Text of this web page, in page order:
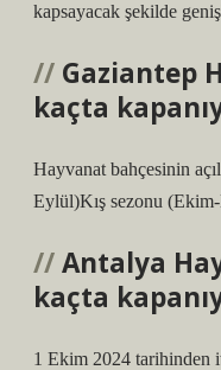
kapsayacak şekilde
Gaziantep
kaçta
Hayvanat bahçesinin
Eylül)Kış sezonu
Antalya
kaçta
1 Ekim 2024 tarihinden